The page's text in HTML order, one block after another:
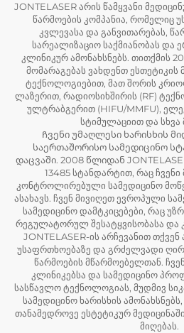
JONTELASER არის წამყვანი
წარმოების კომპანია, რომელიც
კვლევასა და განვითარებას,
სარეალიზაციო საქმიანობას და
კლინიკურ ამონახსნებს. თითქმის
მომარაგებას ვახდენთ
ტექნოლოგიებით, მათ შორის
ლაზერით, რადიოსიხშირის (RF)
ულტრაბგერით (HIFU/MMFU),
სტიმულაციით და
Ჩვენი უმაღლესი ხარისხის
საერთაშორისო სამედიცინო
დაცვაში. 2008 წლიდან
13485 სტანდარტით, რაც
კონტროლირებული სამედიცინო
ასახავს. ჩვენ მივიღეთ ევროპული
სამედიცინო დამტკიცებები, რაც
რეგულატორულ შესატყვისობასა და
JONTELASER-ის არჩევანით
უსაფრთხოებაზე და გრძელვადი
წარმოების მწარმოებელთან.
კლინიკებსა და სამედიცინო
სასწავლო ტექნოლოგიას, მუდმივ
სამედიცინო ხარისხის
თანამედროვე ესტეტიკურ
მიღებას.